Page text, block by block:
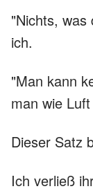
"Nichts,
ich.
"Man kann
man wie
Dieser Satz
Ich verließ